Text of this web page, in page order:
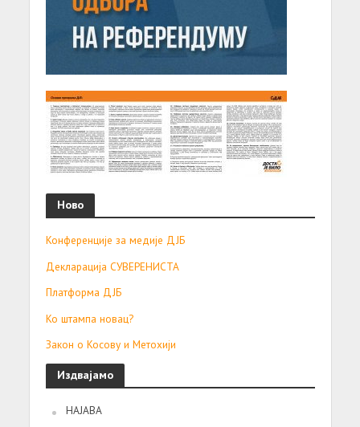
Ново
Конференције за медије ДЈБ
Декларација СУВЕРЕНИСТА
Платформа ДЈБ
Ко штампа новац?
Закон о Косову и Метохији
Издвајамо
НАЈАВА